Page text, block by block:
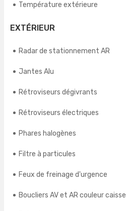
Température extérieure
EXTÉRIEUR
Radar de stationnement AR
Jantes Alu
Rétroviseurs dégivrants
Rétroviseurs électriques
Phares halogènes
Filtre à particules
Feux de freinage d'urgence
Boucliers AV et AR couleur caisse